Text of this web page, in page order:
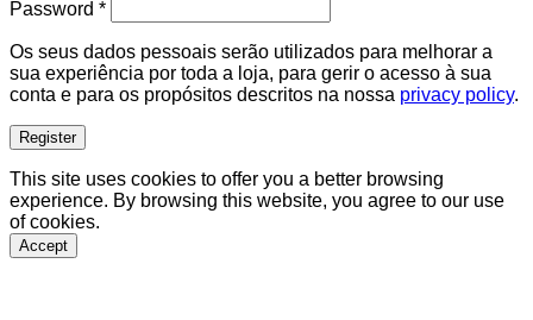
Password *Required
Os seus dados pessoais serão utilizados para melhorar a
sua experiência por toda a loja, para gerir o acesso à sua
conta e para os propósitos descritos na nossa privacy policy.
Register
This site uses cookies to offer you a better browsing
experience. By browsing this website, you agree to our use
of cookies.
Accept